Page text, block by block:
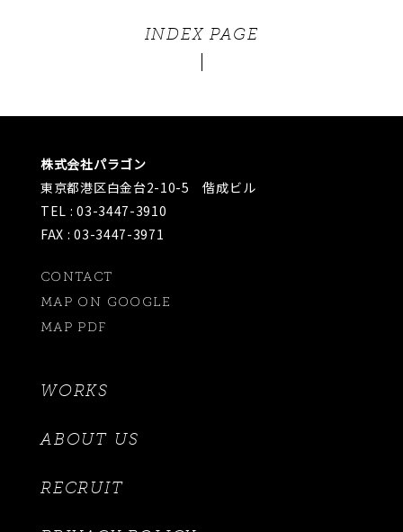
INDEX PAGE
株式会社パラゴン
東京都港区白金台2-10-5 偕成ビル
TEL : 03-3447-3910
FAX : 03-3447-3971
CONTACT
MAP ON GOOGLE
MAP PDF
WORKS
ABOUT US
RECRUIT